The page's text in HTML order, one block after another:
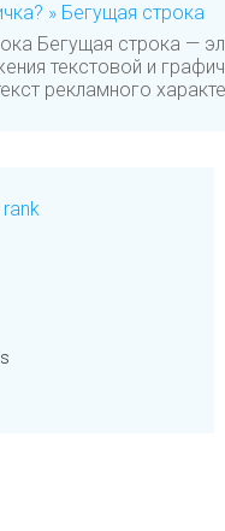
» Бегущая строка
Бегущая строка —
текстовой и
рекламного